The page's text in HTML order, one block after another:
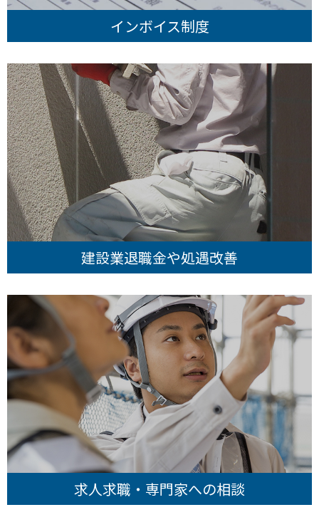
インボイス制度
建設業退職金や処遇改善
求人求職・専門家への相談